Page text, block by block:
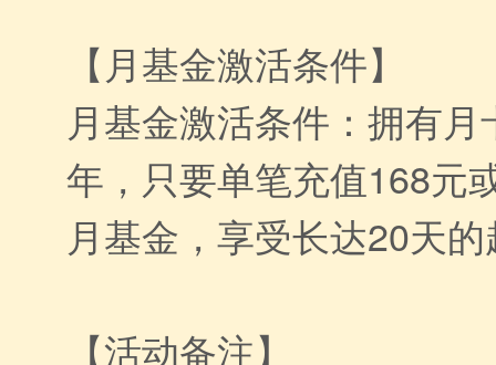
【月基金激活条件】
月基金激活条件：拥有
年，只要单笔充值168元
月基金，享受长达20天
【活动备注】